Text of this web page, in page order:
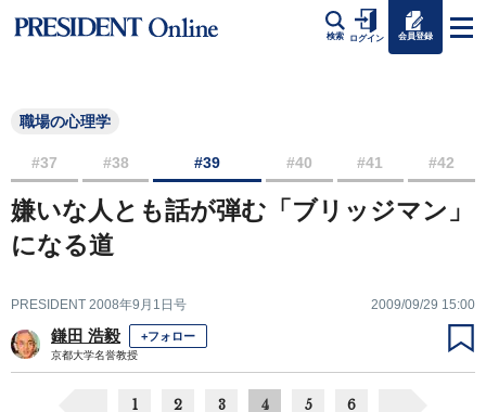
検索 ログイン 会員登録
職場の心理学
#37 #38 #39 #40 #41 #42
嫌いな人とも話が弾む「ブリッジマン」
になる道
PRESIDENT 2008年9月1日号 2009/09/29 15:00
鎌田 浩毅 +フォロー
京都大学名誉教授
1 2 3 4 5 6